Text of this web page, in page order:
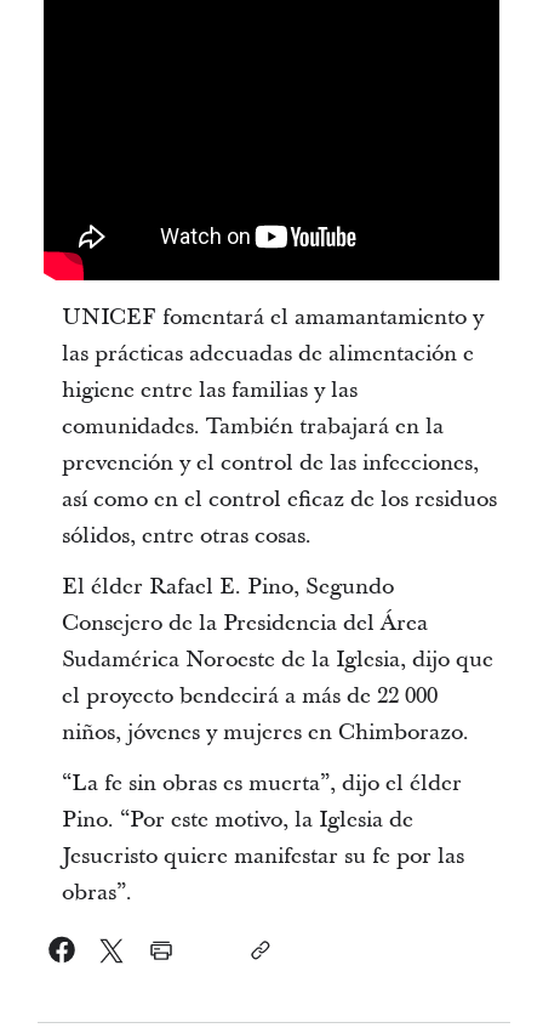
UNICEF fomentará el amamantamiento y
las prácticas adecuadas de alimentación e
higiene entre las familias y las
comunidades. También trabajará en la
prevención y el control de las infecciones,
así como en el control eficaz de los residuos
sólidos, entre otras cosas.
El élder Rafael E. Pino, Segundo
Consejero de la Presidencia del Área
Sudamérica Noroeste de la Iglesia, dijo que
el proyecto bendecirá a más de 22 000
niños, jóvenes y mujeres en Chimborazo.
“La fe sin obras es muerta”, dijo el élder
Pino. “Por este motivo, la Iglesia de
Jesucristo quiere manifestar su fe por las
obras”.